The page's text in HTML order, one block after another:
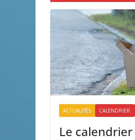
ACTUALITÉS CALENDRIER
Le